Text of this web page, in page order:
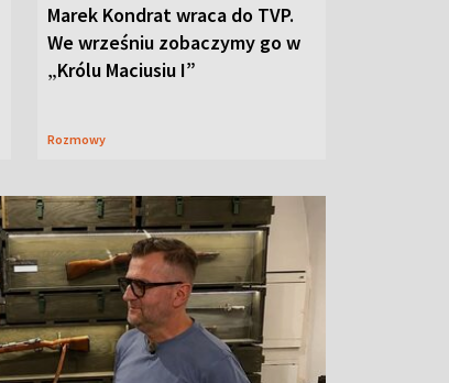
Marek Kondrat wraca do TVP.
We wrześniu zobaczymy go w
„Królu Maciusiu I”
Rozmowy